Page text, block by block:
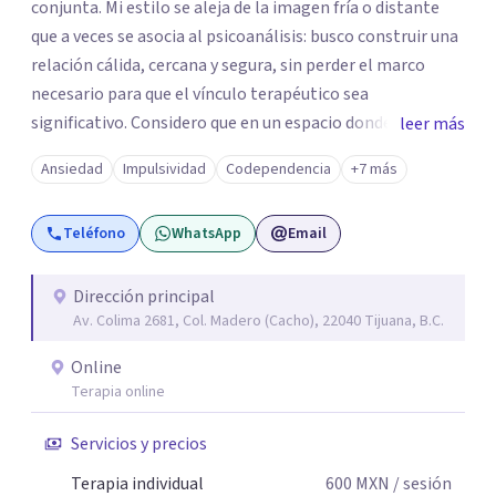
conjunta. Mi estilo se aleja de la imagen fría o distante
que a veces se asocia al psicoanálisis: busco construir una
relación cálida, cercana y segura, sin perder el marco
necesario para que el vínculo terapéutico sea
significativo. Considero que en un espacio donde uno
puede sentirse acompañado y escuchado, es posible
mirar con honestidad cómo nos vinculamos afuera, qué se
repite, qué duele, y qué puede transformarse. En mi
consultorio hay lugar para todo: risas, tristezas, enojos y
escuchada. Si pudiste conectar con algo de esto,
mándame un mensaje y comencemos juntos a trabajar en
leer más
Ansiedad Impulsividad Codependencia +7 más
Teléfono WhatsApp Email
Dirección principal
Av. Colima 2681, Col. Madero (Cacho), 22040 Tijuana, B.C.
Online
Terapia online
Servicios y precios
Terapia individual
600 MXN / sesión